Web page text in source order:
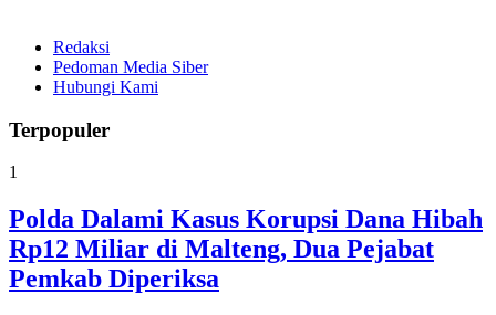
Redaksi
Pedoman Media Siber
Hubungi Kami
Terpopuler
1
Polda Dalami Kasus Korupsi Dana Hibah
Rp12 Miliar di Malteng, Dua Pejabat
Pemkab Diperiksa